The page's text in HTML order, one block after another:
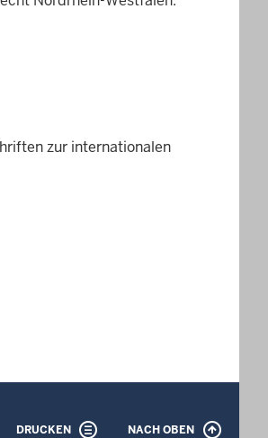
zur internationalen
DRUCKEN NACH OBEN